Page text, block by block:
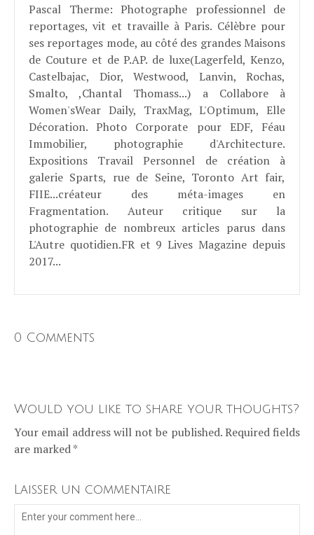
Pascal Therme: Photographe professionnel de
reportages, vit et travaille à Paris. Célèbre pour
ses reportages mode, au côté des grandes Maisons
de Couture et de P.AP. de luxe(Lagerfeld, Kenzo,
Castelbajac, Dior, Westwood, Lanvin, Rochas,
Smalto, ,Chantal Thomass...) a Collabore à
Women'sWear Daily, TraxMag, L'Optimum, Elle
Décoration. Photo Corporate pour EDF, Féau
Immobilier, photographie d'Architecture.
Expositions Travail Personnel de création à
galerie Sparts, rue de Seine, Toronto Art fair,
FIIE...créateur des méta-images en
Fragmentation. Auteur critique sur la
photographie de nombreux articles parus dans
L'Autre quotidien.FR et 9 Lives Magazine depuis
2017...
0 Comments
Would you like to share your thoughts?
Your email address will not be published. Required fields
are marked *
Laisser un commentaire